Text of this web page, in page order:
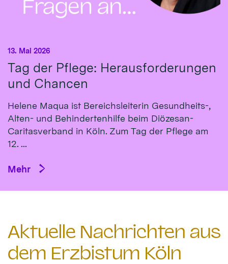
Tag der Pflege: Herausforderungen
und Chancen
13. Mai 2026
Helene Maqua ist Bereichsleiterin Gesundheits-,
Alten- und Behindertenhilfe beim Diözesan-
Caritasverband in Köln. Zum Tag der Pflege am
12. ...
Mehr
Aktuelle Nachrichten aus
dem Erzbistum Köln